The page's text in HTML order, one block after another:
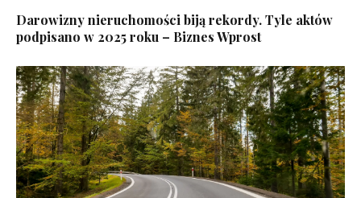
Darowizny nieruchomości biją rekordy. Tyle aktów
podpisano w 2025 roku – Biznes Wprost